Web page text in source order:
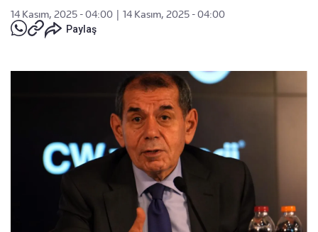
14 Kasım, 2025 - 04:00
14 Kasım, 2025 - 04:00
Paylaş